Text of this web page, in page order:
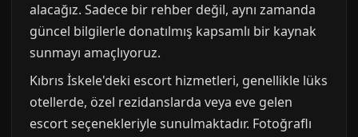
alacağız. Sadece bir rehber değil, aynı zamanda
güncel bilgilerle donatılmış kapsamlı bir kaynak
sunmayı amaçlıyoruz.
Kıbrıs İskele'deki escort hizmetleri, genellikle lüks
otellerde, özel rezidanslarda veya eve gelen
escort seçenekleriyle sunulmaktadır. Fotoğraflı